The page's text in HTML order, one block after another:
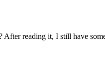
reading it, I still have